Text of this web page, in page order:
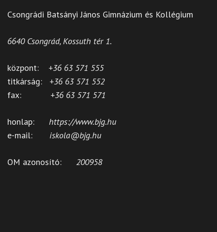
Csongrádi Batsányi János Gimnázium és Kollégium
6640 Csongrád, Kossuth tér 1.
központ: +36 63 571 555
titkárság: +36 63 571 552
fax: +36 63 571 571
honlap: https://www.bjg.hu
e-mail: iskola@bjg.hu
OM azonosító: 200958